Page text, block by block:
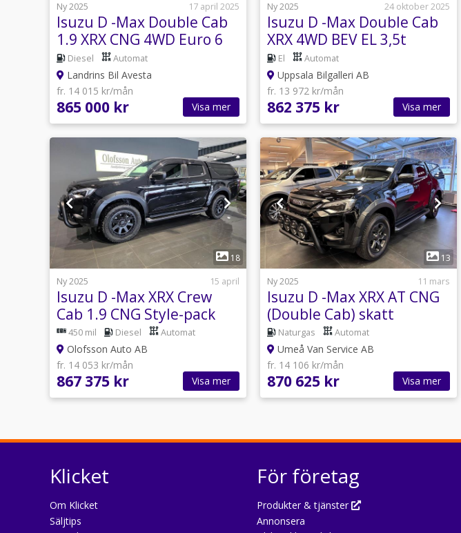
Ny 2025
17 april 2025
Isuzu D -Max Double Cab
1.9 XRX CNG 4WD Euro 6
Diesel Automat
Landrins Bil Avesta
fr. 14 015 kr/mån
865 000 kr Visa mer
Ny 2025
24 oktober 2025
Isuzu D -Max Double Cab
XRX 4WD BEV EL 3,5t
Dragvikt
El Automat
Uppsala Bilgalleri AB
fr. 13 972 kr/mån
862 375 kr Visa mer
18
Ny 2025
15 april
Isuzu D -Max XRX Crew
Cab 1.9 CNG Style-pack
450 mil Diesel Automat
Olofsson Auto AB
fr. 14 053 kr/mån
867 375 kr Visa mer
1
13
Ny 2025
11 mars
Isuzu D -Max XRX AT CNG
(Double Cab) skatt
4.243kr/år
Naturgas Automat
Umeå Van Service AB
fr. 14 106 kr/mån
870 625 kr Visa mer
Klicket
Om Klicket
Säljtips
För företag
Produkter & tjänster
Annonsera